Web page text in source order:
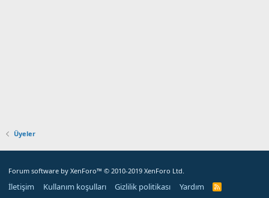
Üyeler
Forum software by XenForo™ © 2010-2019 XenForo Ltd.
İletişim Kullanım koşulları Gizlilik politikası Yardım
R